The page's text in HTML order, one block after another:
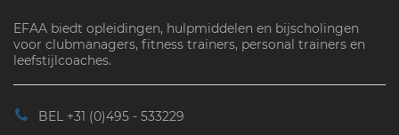
EFAA biedt opleidingen, hulpmiddelen en bijscholingen
voor clubmanagers, fitness trainers, personal trainers en
leefstijlcoaches.
BEL +31 (0)495 - 533229